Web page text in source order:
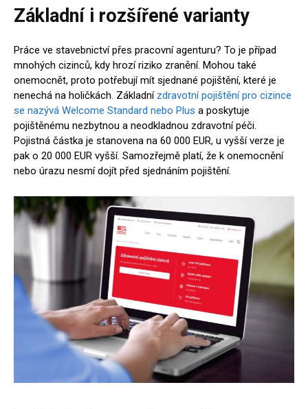
Základní i rozšířené varianty
Práce ve stavebnictví přes pracovní agenturu? To je případ
mnohých cizinců, kdy hrozí riziko zranění. Mohou také
onemocnět, proto potřebují mít sjednané pojištění, které je
nenechá na holičkách. Základní zdravotní pojištění pro cizince
se nazývá Welcome Standard nebo Plus a poskytuje
pojištěnému nezbytnou a neodkladnou zdravotní péči.
Pojistná částka je stanovena na 60 000 EUR, u vyšší verze je
pak o 20 000 EUR vyšší. Samozřejmě platí, že k onemocnění
nebo úrazu nesmí dojít před sjednáním pojištění.